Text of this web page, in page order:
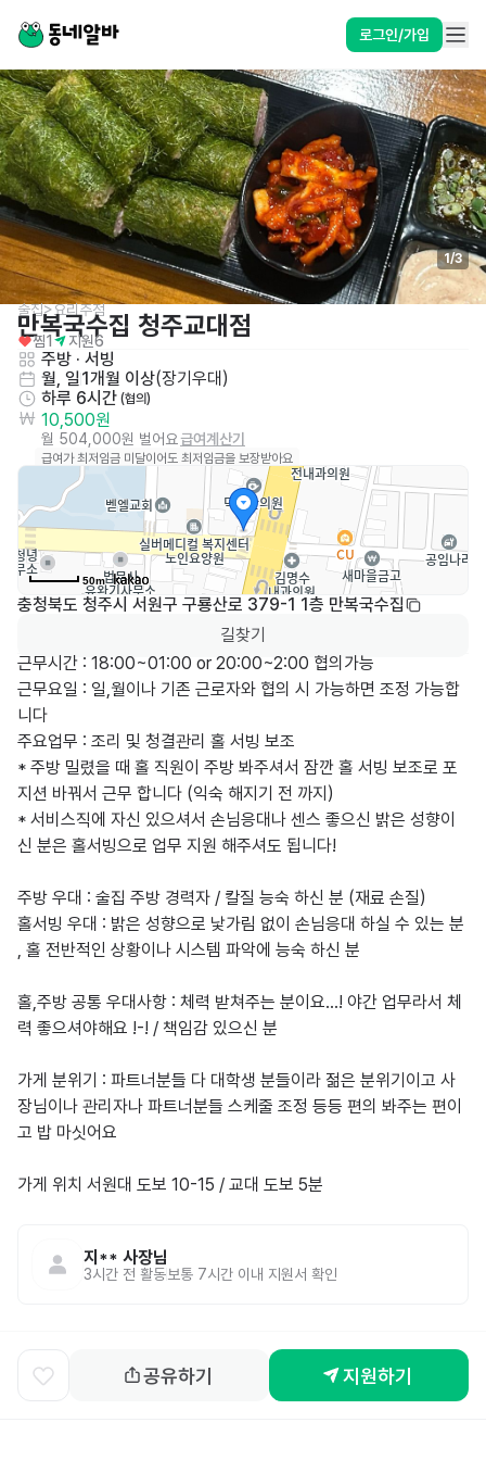
로그인/가입
1/3
술집>요리주점
만복국수집 청주교대점
찜1 지원6
주방 · 서빙
월, 일1개월 이상(장기우대 )
하루 6시간 (협의)
10,500원
월 504,000원 벌어요급여계산기
급여가 최저임금 미달이어도 최저임금을 보장받아요
50m
충청북도 청주시 서원구 구룡산로 379-1 1층 만복국수집
길찾기
근무시간 : 18:00~01:00 or 20:00~2:00 협의가능
근무요일 : 일,월이나 기존 근로자와 협의 시 가능하면 조정 가능합
니다
주요업무 : 조리 및 청결관리 홀 서빙 보조
* 주방 밀렸을 때 홀 직원이 주방 봐주셔서 잠깐 홀 서빙 보조로 포
지션 바꿔서 근무 합니다 (익숙 해지기 전 까지)
* 서비스직에 자신 있으셔서 손님응대나 센스 좋으신 밝은 성향이
신 분은 홀서빙으로 업무 지원 해주셔도 됩니다!
주방 우대 : 술집 주방 경력자 / 칼질 능숙 하신 분 (재료 손질)
홀서빙 우대 : 밝은 성향으로 낯가림 없이 손님응대 하실 수 있는 분
, 홀 전반적인 상황이나 시스템 파악에 능숙 하신 분
홀,주방 공통 우대사항 : 체력 받쳐주는 분이요...! 야간 업무라서 체
력 좋으셔야해요 !-! / 책임감 있으신 분
가게 분위기 : 파트너분들 다 대학생 분들이라 젊은 분위기이고 사
장님이나 관리자나 파트너분들 스케줄 조정 등등 편의 봐주는 편이
고 밥 마싯어요
가게 위치 서원대 도보 10-15 / 교대 도보 5분
지** 사장님
3시간 전 활동보통 7시간 이내 지원서 확인
공유하기 지원하기